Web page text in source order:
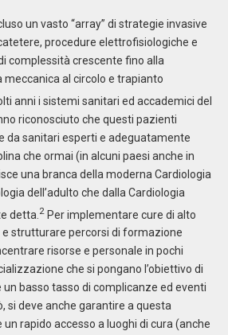
un vasto “array” di strategie invasive
procedure elettrofisiologiche e
complessità crescente fino alla
al circolo e trapianto
anni i sistemi sanitari ed accademici del
riconosciuto che questi pazienti
da sanitari esperti e adeguatamente
che ormai (in alcuni paesi anche in
una branca della moderna Cardiologia
dell’adulto che dalla Cardiologia
detta. 2Per implementare cure di alto
e strutturare percorsi di formazione
risorse e personale in pochi
che si pongano l’obiettivo di
basso tasso di complicanze ed eventi
si deve anche garantire a questa
rapido accesso a luoghi di cura (anche